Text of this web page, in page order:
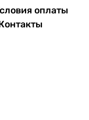
оплаты